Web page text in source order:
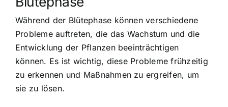
Während der Blütephase können verschiedene
Probleme auftreten, die das Wachstum und die
Entwicklung der Pflanzen beeinträchtigen
können. Es ist wichtig, diese Probleme frühzeitig
zu erkennen und Maßnahmen zu ergreifen, um
sie zu lösen.